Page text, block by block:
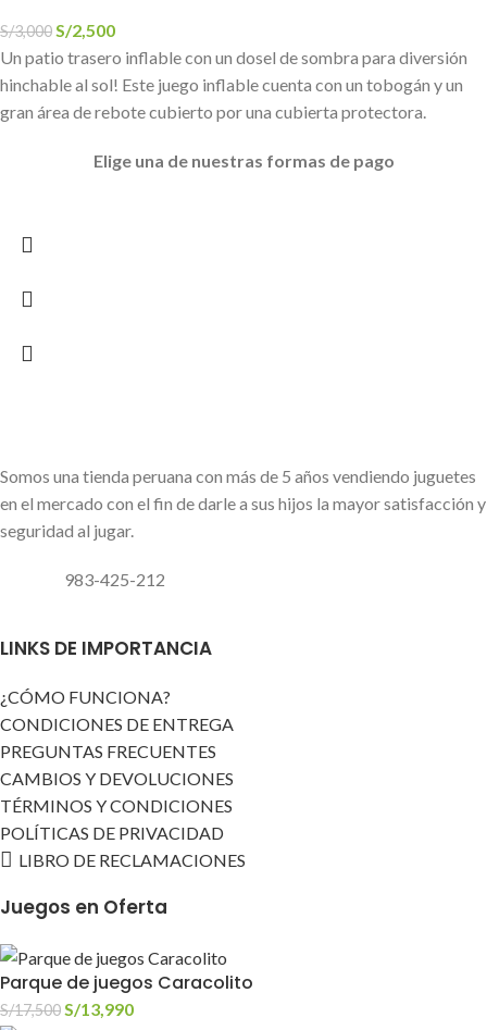
S/3,000 S/2,500
Un patio trasero inflable con un dosel de sombra para diversión
hinchable al sol! Este juego inflable cuenta con un tobogán y un
gran área de rebote cubierto por una cubierta protectora.
Elige una de nuestras formas de pago
Somos una tienda peruana con más de 5 años vendiendo juguetes
en el mercado con el fin de darle a sus hijos la mayor satisfacción y
seguridad al jugar.
983-425-212
LINKS DE IMPORTANCIA
¿CÓMO FUNCIONA?
CONDICIONES DE ENTREGA
PREGUNTAS FRECUENTES
CAMBIOS Y DEVOLUCIONES
TÉRMINOS Y CONDICIONES
POLÍTICAS DE PRIVACIDAD
LIBRO DE RECLAMACIONES
Juegos en Oferta
Parque de juegos Caracolito
S/17,500S/13,990